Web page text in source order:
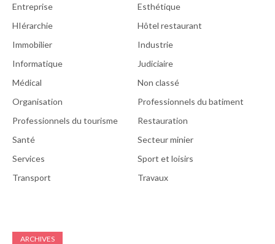
Entreprise
Esthétique
HIérarchie
Hôtel restaurant
Immobilier
Industrie
Informatique
Judiciaire
Médical
Non classé
Organisation
Professionnels du batiment
Professionnels du tourisme
Restauration
Santé
Secteur minier
Services
Sport et loisirs
Transport
Travaux
ARCHIVES